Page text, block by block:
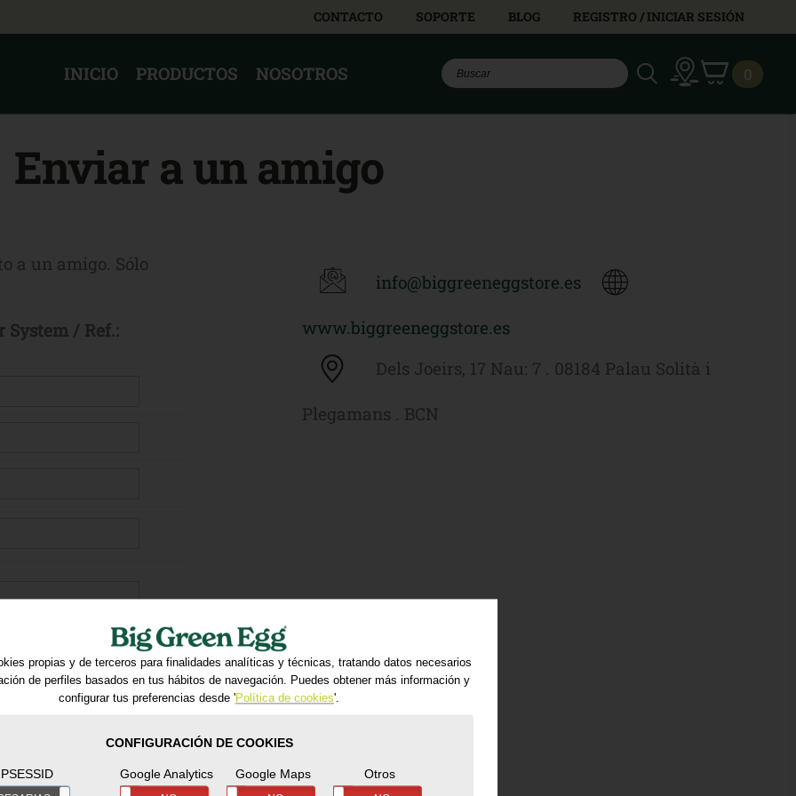
CONTACTO SOPORTE BLOG REGISTRO / INICIAR SESIÓN
INICIO PRODUCTOS NOSOTROS 0
Enviar a un amigo
a un amigo. Sólo
System / Ref.:
Puedes acceder,
info@biggreeneggstore.es
www.biggreeneggstore.es
Dels Joeirs, 17 Nau: 7 . 08184 Palau Solità i
Plegamans . BCN
propias y de terceros para finalidades analíticas y técnicas, tratando datos necesarios
de perfiles basados en tus hábitos de navegación. Puedes obtener más información y
configurar tus preferencias desde 'Política de cookies'.
CONFIGURACIÓN DE COOKIES
Google Analytics Google Maps Otros